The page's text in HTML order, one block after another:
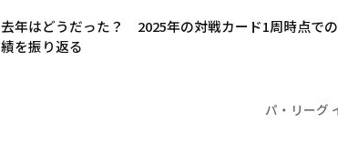
去年はどうだった？ 2025年の対戦カード1周時点で
績を振り返る
パ・リーグ